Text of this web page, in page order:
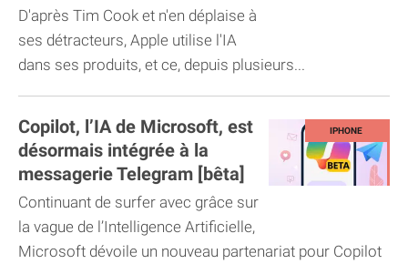
D'après Tim Cook et n'en déplaise à
ses détracteurs, Apple utilise l'IA
dans ses produits, et ce, depuis plusieurs...
Copilot, l’IA de Microsoft, est
désormais intégrée à la
messagerie Telegram [bêta]
Continuant de surfer avec grâce sur
la vague de l’Intelligence Artificielle,
Microsoft dévoile un nouveau partenariat pour Copilot